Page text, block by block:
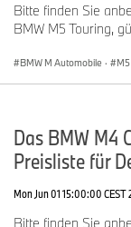
Bitte finden Sie
BMW M5 Touring,
BMW M Automobile · M5
Das BMW M4
Preisliste für
Mon Jun 01 15:00:00 CEST
Bitte finden Sie